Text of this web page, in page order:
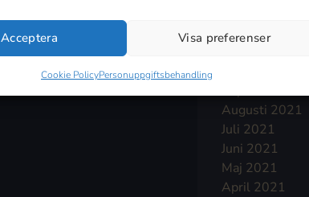
Acceptera Visa preferenser
Cookie PolicyPersonuppgiftsbehandling
December 2021
Augusti 2021
Juli 2021
Juni 2021
Maj 2021
April 2021